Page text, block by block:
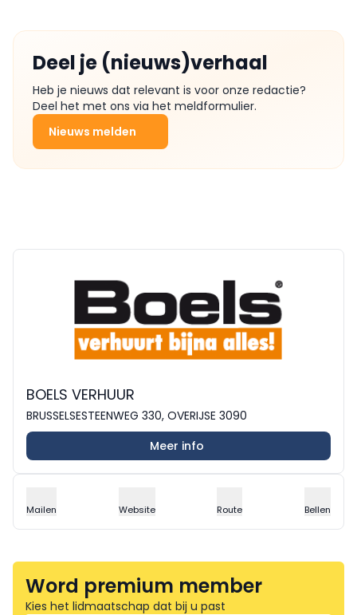
Deel je (nieuws)verhaal
Heb je nieuws dat relevant is voor onze redactie?
Deel het met ons via het meldformulier.
Nieuws melden
BOELS VERHUUR
BRUSSELSESTEENWEG 330, OVERIJSE 3090
Meer info
Mailen Website Route Bellen
Word premium member
Kies het lidmaatschap dat bij u past